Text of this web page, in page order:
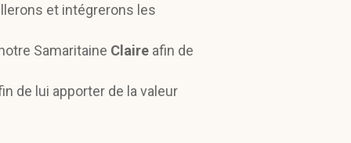
et intégrerons les
Samaritaine Claire afin de
de lui apporter de la valeur